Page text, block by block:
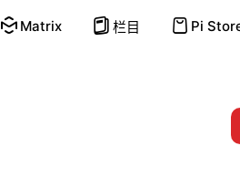
Matrix 栏目 Pi